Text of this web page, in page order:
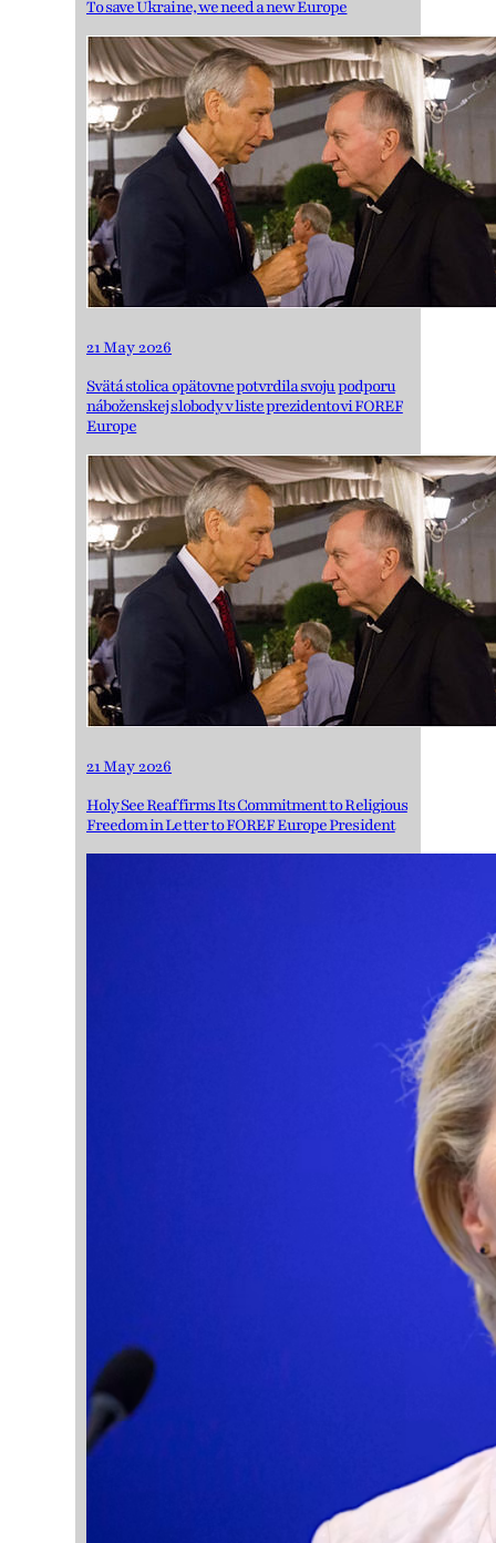
To save Ukraine, we need a new Europe
21 May 2026
Svätá stolica opätovne potvrdila svoju podporu
náboženskej slobody v liste prezidentovi FOREF
Europe
21 May 2026
Holy See Reaffirms Its Commitment to Religious
Freedom in Letter to FOREF Europe President